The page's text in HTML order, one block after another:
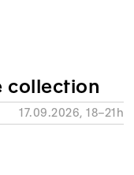
collection
17.09.2026, 18–21h